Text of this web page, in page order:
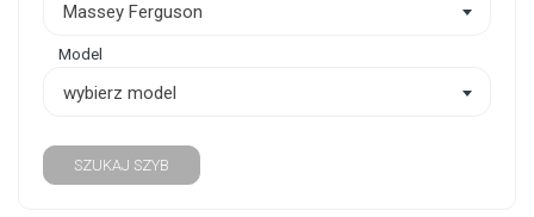
Massey Ferguson
Model
wybierz model
SZUKAJ SZYB